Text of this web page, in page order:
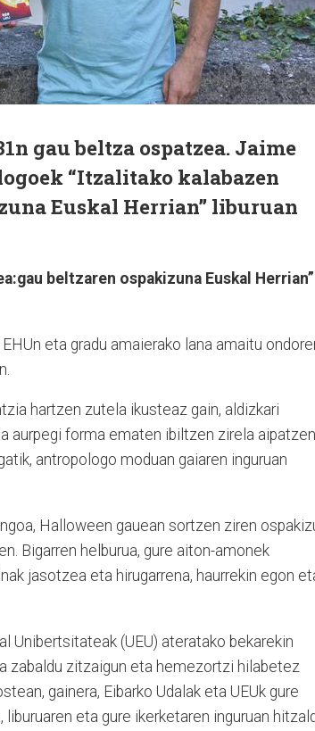
gau beltza ospatzea. Jaime
“Itzalitako kalabazen
Euskal Herrian” liburuan
beltzaren ospakizuna Euskal Herrian”
eta gradu amaierako lana amaitu
hartzen zutela ikusteaz gain, aldizkari
aurpegi forma ematen ibiltzen zirela aipatzen
antropologo moduan gaiaren inguruan
Halloween gauean sortzen ziren
Bigarren helburua, gure aiton-amonek
jasotzea eta hirugarrena, haurrekin egon
Unibertsitateak (UEU) ateratako bekarekin
zabaldu zitzaigun eta hemezortzi hilabetez
gainera, Eibarko Udalak eta UEUk gure
eta gure ikerketaren inguruan